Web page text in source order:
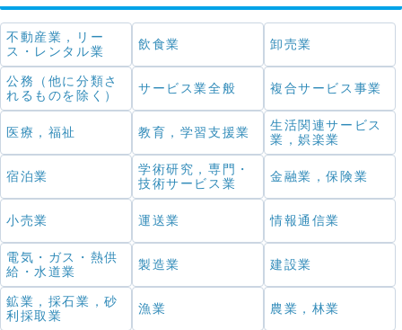
不動産業，リー
ス・レンタル業
飲食業 卸売業
公務（他に分類さ
れるものを除く）
サービス業全般 複合サービス事業
医療，福祉 教育，学習支援業
生活関連サービス
業，娯楽業
宿泊業
学術研究，専門・
技術サービス業
金融業，保険業
小売業 運送業 情報通信業
電気・ガス・熱供
給・水道業
製造業 建設業
鉱業，採石業，砂
利採取業
漁業 農業，林業